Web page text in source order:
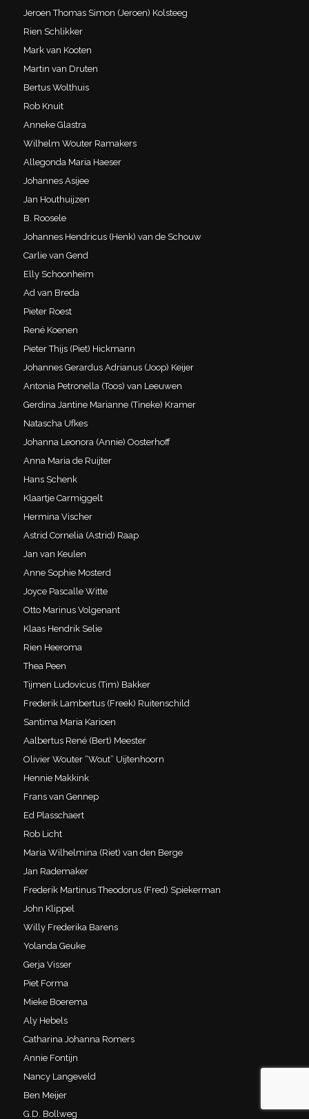
Jeroen Thomas Simon (Jeroen) Kolsteeg
Rien Schlikker
Mark van Kooten
Martin van Druten
Bertus Wolthuis
Rob Knuit
Anneke Glastra
Wilhelm Wouter Ramakers
Allegonda Maria Haeser
Johannes Asijee
Jan Houthuijzen
B. Roosele
Johannes Hendricus (Henk) van de Schouw
Carlie van Gend
Elly Schoonheim
Ad van Breda
Pieter Roest
René Koenen
Pieter Thijs (Piet) Hickmann
Johannes Gerardus Adrianus (Joop) Keijer
Antonia Petronella (Toos) van Leeuwen
Gerdina Jantine Marianne (Tineke) Kramer
Natascha Ufkes
Johanna Leonora (Annie) Oosterhoff
Anna Maria de Ruijter
Hans Schenk
Klaartje Carmiggelt
Hermina Vischer
Astrid Cornelia (Astrid) Raap
Jan van Keulen
Anne Sophie Mosterd
Joyce Pascalle Witte
Otto Marinus Volgenant
Klaas Hendrik Selie
Rien Heeroma
Thea Peen
Tijmen Ludovicus (Tim) Bakker
Frederik Lambertus (Freek) Ruitenschild
Santima Maria Karioen
Aalbertus René (Bert) Meester
Olivier Wouter “Wout” Uijtenhoorn
Hennie Makkink
Frans van Gennep
Ed Plasschaert
Rob Licht
Maria Wilhelmina (Riet) van den Berge
Jan Rademaker
Frederik Martinus Theodorus (Fred) Spiekerman
John Klippel
Willy Frederika Barens
Yolanda Geuke
Gerja Visser
Piet Forma
Mieke Boerema
Aly Hebels
Catharina Johanna Romers
Annie Fontijn
Nancy Langeveld
Ben Meijer
G.D. Bollweg